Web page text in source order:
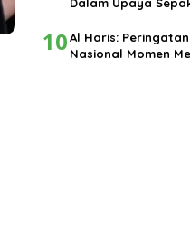
Dalam Upaya
10Al Haris:
Nasional Momen